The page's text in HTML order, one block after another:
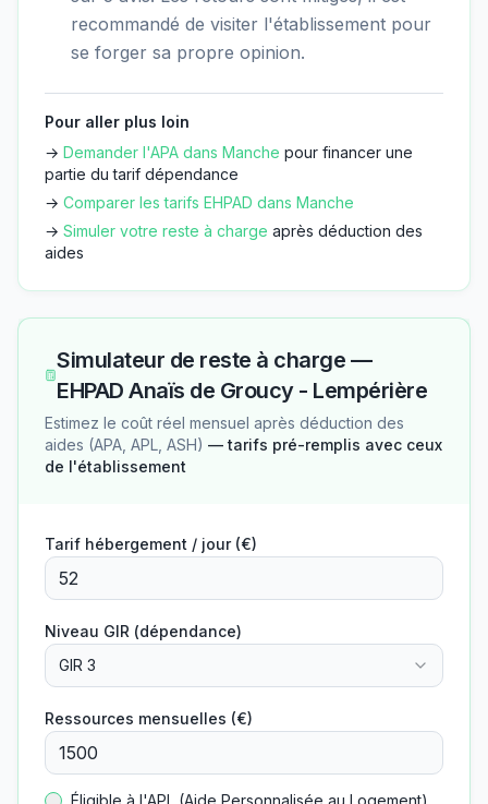
recommandé de visiter l'établissement pour
se forger sa propre opinion.
Pour aller plus loin
→ Demander l'APA dans Manche pour financer une
partie du tarif dépendance
→ Comparer les tarifs EHPAD dans Manche
→ Simuler votre reste à charge après déduction des
aides
Simulateur de reste à charge —
EHPAD Anaïs de Groucy - Lempérière
Estimez le coût réel mensuel après déduction des
aides (APA, APL, ASH) — tarifs pré-remplis avec ceux
de l'établissement
Tarif hébergement / jour (€)
Niveau GIR (dépendance)
GIR 3
Ressources mensuelles (€)